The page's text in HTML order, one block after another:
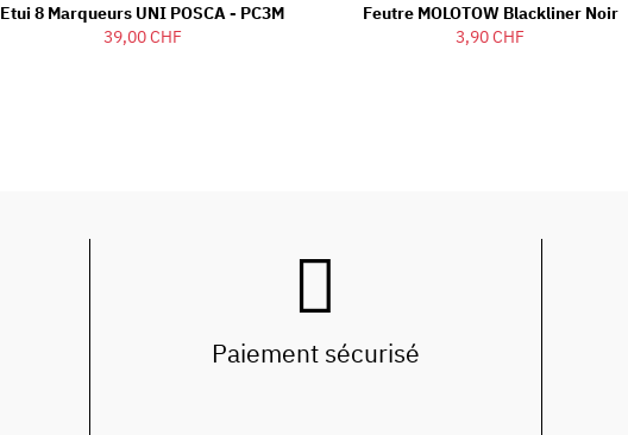
Etui 8 Marqueurs UNI POSCA - PC3M
39,00 CHF
Feutre MOLOTOW Blackliner Noir
3,90 CHF
Paiement sécurisé